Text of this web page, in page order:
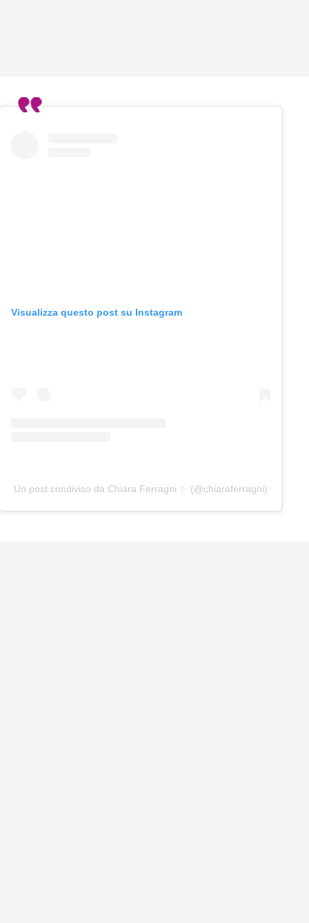
Visualizza questo post su Instagram
Un post condiviso da Chiara Ferragni ✨ (@chiaraferragni)